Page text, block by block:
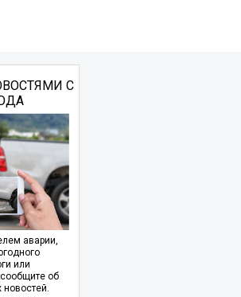
С
аварии,
или
об
новостей.